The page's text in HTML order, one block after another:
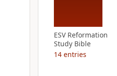
ESV Reformation
Study Bible
14 entries